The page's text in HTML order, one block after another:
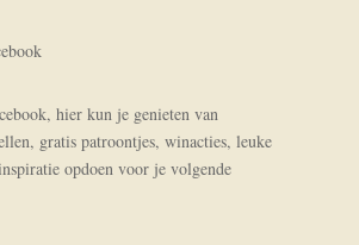
hier kun je genieten van
gratis patroontjes, winacties, leuke
opdoen voor je volgende